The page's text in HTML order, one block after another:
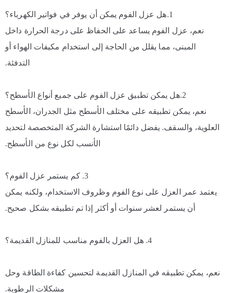
1.هل عزل الفوم يمكن أن يوفر في فواتير الكهرباء؟
نعم، عزل الفوم يساعد على الحفاظ على درجة الحرارة داخل
المبنى، مما يقلل من الحاجة إلى استخدام مكيفات الهواء أو
التدفئة.
2.هل يمكن تطبيق عزل الفوم على جميع أنواع الأسطح؟
نعم، يمكن تطبيقه على مختلف الأسطح مثل الجدران، الأسطح
العلوية، والسقف. يفضل دائمًا استشارة الشركة المتخصصة لتحديد
الأنسب لكل نوع من الأسطح.
3. كم يستمر عزل الفوم؟
يعتمد عمر العزل على نوع الفوم وظروف الاستخدام، ولكنه يمكن
أن يستمر لعشر سنوات أو أكثر إذا تم تطبيقه بشكل صحيح.
4. هل العزل بالفوم مناسب للمنازل القديمة؟
نعم، يمكن تطبيقه في المنازل القديمة لتحسين كفاءة الطاقة وحل
مشكلات الرطوبة.